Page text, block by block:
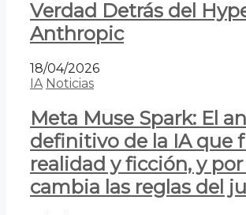
Verdad Detrás del
Anthropic
18/04/2026
IA Noticias
Meta Muse Spark: El
definitivo de la IA que
realidad y ficción, y
cambia las reglas del